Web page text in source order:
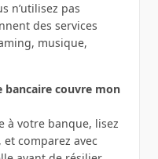
n’utilisez pas
des services
musique,
couvre mon
à votre banque, lisez
comparez avec